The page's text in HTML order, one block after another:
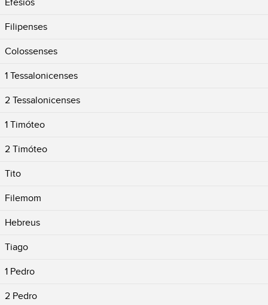
Filipenses
Colossenses
1 Tessalonicenses
2 Tessalonicenses
1 Timóteo
2 Timóteo
Tito
Filemom
Hebreus
Tiago
1 Pedro
2 Pedro